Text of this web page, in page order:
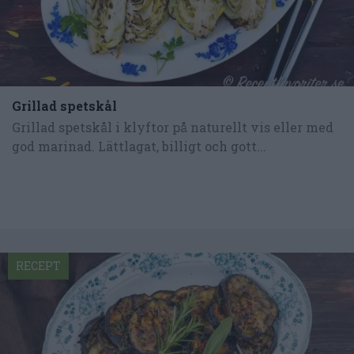
Grillad spetskål
Grillad spetskål i klyftor på naturellt vis eller med
god marinad. Lättlagat, billigt och gott...
RECEPT